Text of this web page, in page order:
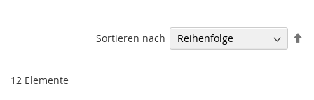
12 Elemente
Sortieren nach